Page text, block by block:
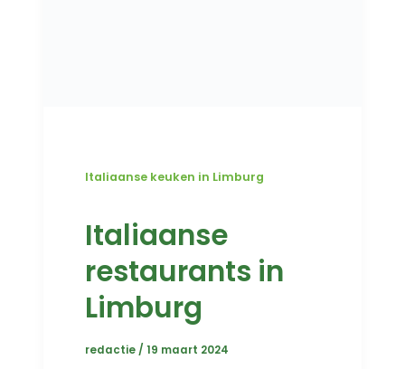
Italiaanse keuken in Limburg
Italiaanse
restaurants in
Limburg
redactie /19 maart 2024